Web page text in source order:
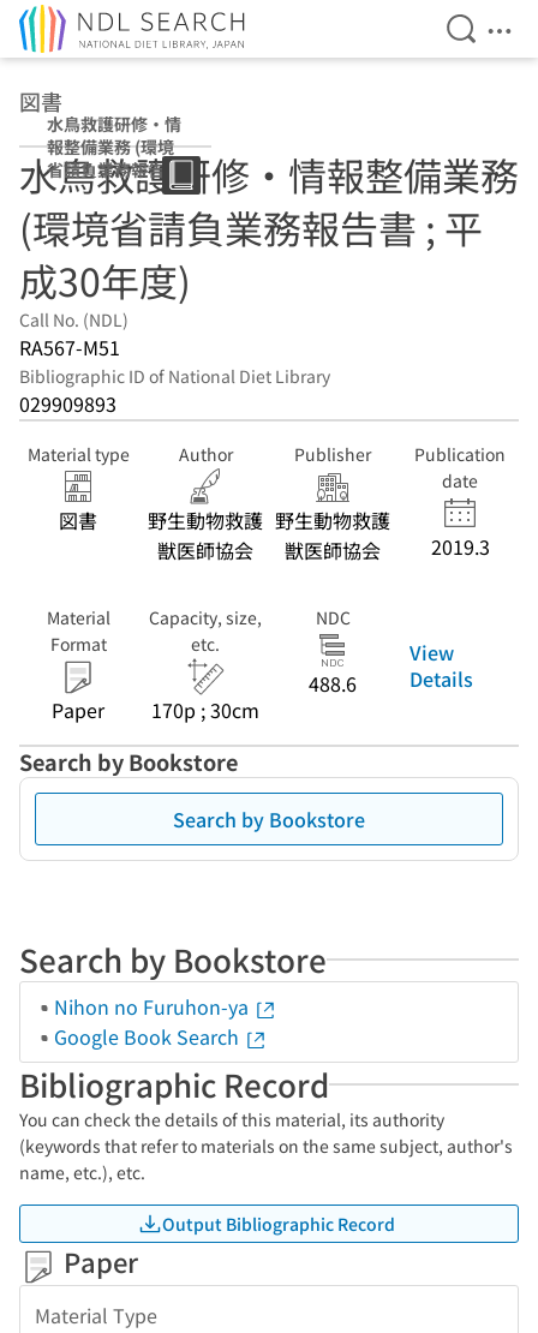
Open
図書
水鳥救護研修・情
報整備業務 (環境
省請負業務報告書
; 平成30年度)
水鳥救護研修・情報整備業務
(環境省請負業務報告書 ; 平
成30年度)
Call No. (NDL)
RA567-M51
Bibliographic ID of National Diet Library
029909893
Material type
図書
Author
野生動物救護
獣医師協会
Publisher
野生動物救護
獣医師協会
Publication
date
2019.3
Material
Format
Paper
Capacity, size,
etc.
170p ; 30cm
NDC
488.6
View
Details
Search by Bookstore
Search by Bookstore
Search by Bookstore
Nihon no Furuhon-ya
Google Book Search
Bibliographic Record
You can check the details of this material, its authority
(keywords that refer to materials on the same subject, author's
name, etc.), etc.
Output Bibliographic Record
Paper
Material Type